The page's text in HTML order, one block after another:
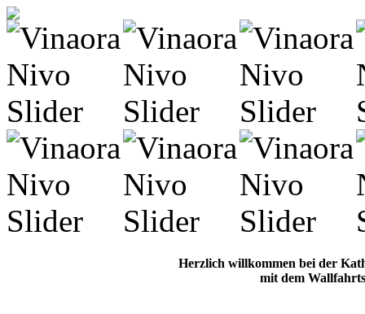
Herzlich willkommen bei der
mit dem